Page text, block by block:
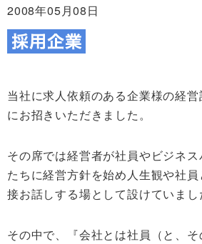
2008年05月08日
当社に求人依頼のある企業様の経
にお招きいただきました。
その席では経営者が社員やビジネ
たちに経営方針を始め人生観や社
接お話しする場として設けていまし
その中で、『会社とは社員（と、